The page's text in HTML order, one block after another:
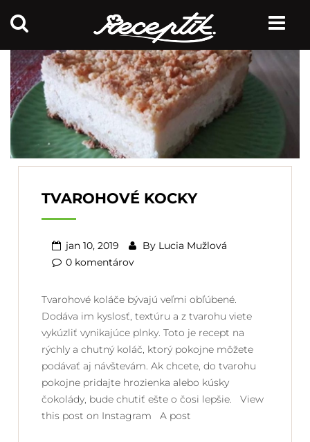
TVAROHOVÉ KOCKY
jan 10, 2019 By Lucia Mužlová
0 komentárov
Tvarohové koláče bývajú veľmi obľúbené.
Dodáva im kyslosť, textúru a z tvarohu viete
vykúzliť vynikajúce plnky. Toto je recept na
rýchly a chutný koláč, ktorý pokojne môžete
podávať aj návštevám. Ak chcete, do tvarohu
pokojne pridajte hrozienka alebo kúsky
čokolády, bude chutiť ešte o čosi lepšie. View
this post on Instagram A post